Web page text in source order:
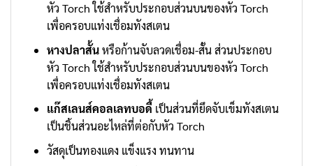
หัว Torch ใช้สำหรับประกอบส่วนบนของหัว Torch
เพื่อครอบแท่งเชื่อมทังสเตน
หางปลาสั้นหรือก้านจับลวดเชื่อม-สั้น ส่วนประกอบ
หัว Torch ใช้สำหรับประกอบส่วนบนของหัว Torch
เพื่อครอบแท่งเชื่อมทังสเตน
แก๊สเลนส์คอลเลทบอดี้ เป็นส่วนที่ยึดจับเข็มทังสเตน
เป็นชิ้นส่วนอะไหล่ที่ต่อกับหัว Torch
วัสดุเป็นทองแดง แข็งแรง ทนทาน